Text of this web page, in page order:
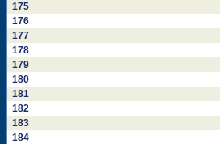
175
176
177
178
179
180
181
182
183
184